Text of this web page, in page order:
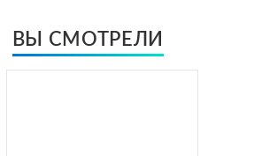
ВЫ СМОТРЕЛИ